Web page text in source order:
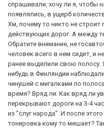
спрашивали, хочу ли я, чтобы
появлялись, в ущерб
Хм, почему то никто не
действующих дорог. А между
Обратите внимание, не
человек всего в нем сидит, и
ранее выделили свою полосу.
нибудь в Финляндии
чинушей с мигалками по
время? Вряд ли. Как вряд ли
перекрывают дороги на 3-4
из "слуг народа". И после
тонировка кому то мешает?